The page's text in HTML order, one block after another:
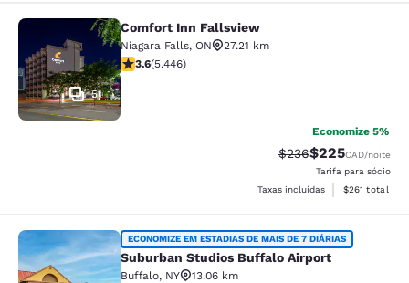
Comfort Inn Fallsview
51
Comfort Inn Fallsview
Niagara Falls, ON
27.21 km
classificação 3.63 estrelas. Bom. 5446 avaliações
3.6(5.446)
Economize 5%
Tarifa anterior
$236Tarifa com
$225CAD/noite
Tarifa para sócio
Taxas incluídas
Exibir
$261 total
Suburban Studios Buffalo Airport
ECONOMIZE EM ESTADIAS DE MAIS DE 7 DIÁRIAS
Suburban Studios Buffalo Airport
Buffalo, NY
13.06 km